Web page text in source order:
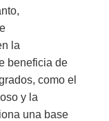
la
beneficia de
como el
y la
una base